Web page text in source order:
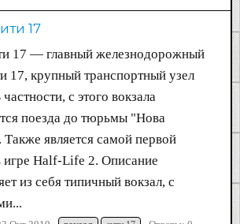
17
17 — главный железнодорожный
17, крупный транспортный узел
с этого вокзала
поезда до тюрьмы "Нова
является самой первой
игре Half-Life 2. Описание
из себя типичный вокзал, с